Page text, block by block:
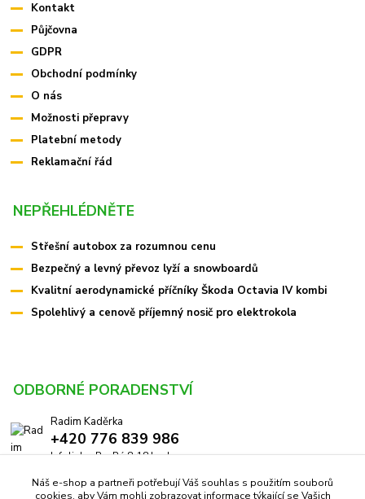
Kontakt
Půjčovna
GDPR
Obchodní podmínky
O nás
Možnosti přepravy
Platební metody
Reklamační řád
NEPŘEHLÉDNĚTE
Střešní autobox za rozumnou cenu
Bezpečný a levný převoz lyží a snowboardů
Kvalitní aerodynamické příčníky Škoda Octavia IV kombi
Spolehlivý a cenově příjemný nosič pro elektrokola
ODBORNÉ PORADENSTVÍ
Radim Kaděrka
+420 776 839 986
Infolinka: Po-Pá 8-18 hod.
info@pricniky.cz
Náš e-shop a partneři potřebují Váš souhlas s použitím souborů
cookies, aby Vám mohli zobrazovat informace týkající se Vašich